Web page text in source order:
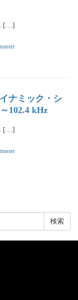
[…]
ナミック・シ
102.4 kHz
[…]